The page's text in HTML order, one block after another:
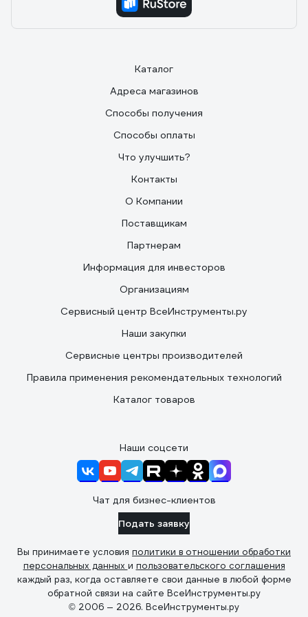
Каталог
Адреса магазинов
Способы получения
Способы оплаты
Что улучшить?
Контакты
О Компании
Поставщикам
Партнерам
Информация для инвесторов
Организациям
Сервисный центр ВсеИнструменты.ру
Наши закупки
Сервисные центры производителей
Правила применения рекомендательных технологий
Каталог товаров
Наши соцсети
Чат для бизнес-клиентов
Подать заявку
Вы принимаете условия политики в отношении обработки
персональных данных и пользовательского соглашения
каждый раз, когда оставляете свои данные в любой форме
обратной связи на сайте ВсеИнструменты.ру
© 2006 — 2026. ВсеИнструменты.ру